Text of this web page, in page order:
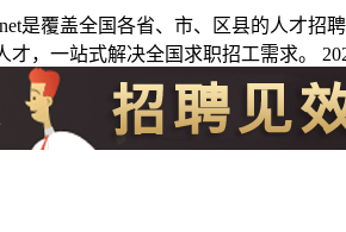
是覆盖全国各省、市、区县的人才
才，一站式解决全国求职招工需求。